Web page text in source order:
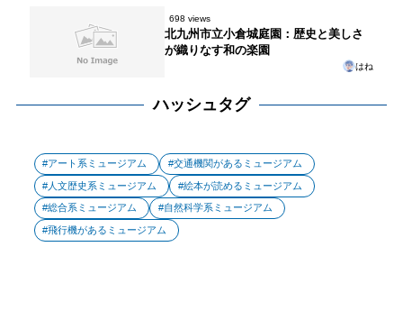
698 views
北九州市立小倉城庭園：歴史と美しさ
が織りなす和の楽園
はね
ハッシュタグ
アート系ミュージアム 交通機関があるミュージアム
人文歴史系ミュージアム 絵本が読めるミュージアム
総合系ミュージアム 自然科学系ミュージアム
飛行機があるミュージアム